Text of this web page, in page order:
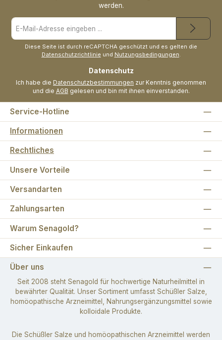
werden.
E-
Mail-
Adresse
Diese Seite ist durch reCAPTCHA geschützt und es gelten die
Datenschutzrichtlinie und Nutzungsbedingungen.
Datenschutz
Ich habe die Datenschutzbestimmungen zur Kenntnis genommen
und die AGB gelesen und bin mit ihnen einverstanden.
Service-Hotline
Informationen
Rechtliches
Unsere Vorteile
Versandarten
Zahlungsarten
Warum Senagold?
Sicher Einkaufen
Über uns
Seit 2008 steht Senagold für hochwertige Naturheilmittel in
bewährter Qualität. Unser Sortiment umfasst Schüßler Salze,
homöopathische Arzneimittel, Nahrungsergänzungsmittel sowie
kolloidale Produkte.
Die Schüßler Salze und homöopathischen Arzneimittel werden